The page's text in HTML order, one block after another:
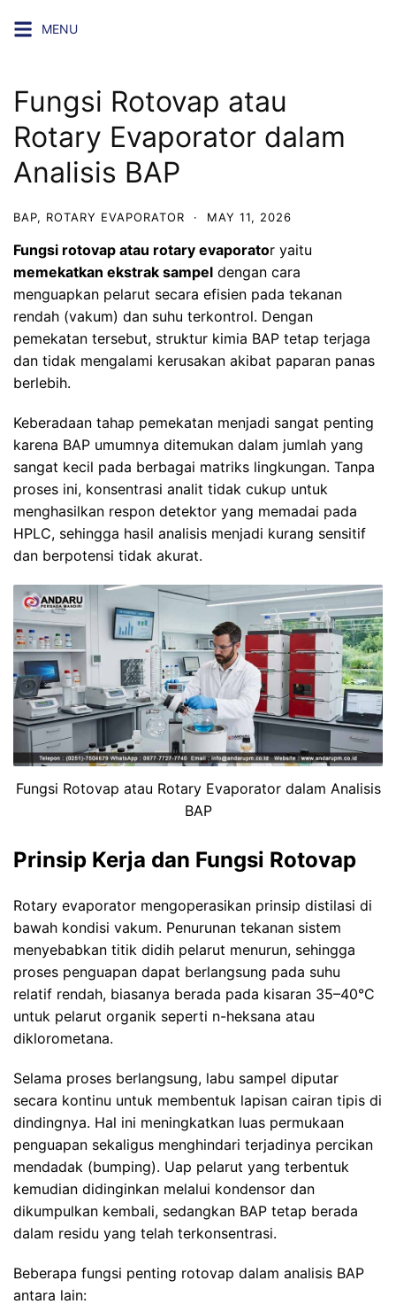
MENU
Fungsi Rotovap atau
Rotary Evaporator dalam
Analisis BAP
BAP, ROTARY EVAPORATOR · MAY 11, 2026
Fungsi rotovap atau rotary evaporator yaitu
memekatkan ekstrak sampel dengan cara
menguapkan pelarut secara efisien pada tekanan
rendah (vakum) dan suhu terkontrol. Dengan
pemekatan tersebut, struktur kimia BAP tetap terjaga
dan tidak mengalami kerusakan akibat paparan panas
berlebih.
Keberadaan tahap pemekatan menjadi sangat penting
karena BAP umumnya ditemukan dalam jumlah yang
sangat kecil pada berbagai matriks lingkungan. Tanpa
proses ini, konsentrasi analit tidak cukup untuk
menghasilkan respon detektor yang memadai pada
HPLC, sehingga hasil analisis menjadi kurang sensitif
dan berpotensi tidak akurat.
Fungsi Rotovap atau Rotary Evaporator dalam Analisis
BAP
Prinsip Kerja dan Fungsi Rotovap
Rotary evaporator mengoperasikan prinsip distilasi di
bawah kondisi vakum. Penurunan tekanan sistem
menyebabkan titik didih pelarut menurun, sehingga
proses penguapan dapat berlangsung pada suhu
relatif rendah, biasanya berada pada kisaran 35–40°C
untuk pelarut organik seperti n-heksana atau
diklorometana.
Selama proses berlangsung, labu sampel diputar
secara kontinu untuk membentuk lapisan cairan tipis di
dindingnya. Hal ini meningkatkan luas permukaan
penguapan sekaligus menghindari terjadinya percikan
mendadak (bumping). Uap pelarut yang terbentuk
kemudian didinginkan melalui kondensor dan
dikumpulkan kembali, sedangkan BAP tetap berada
dalam residu yang telah terkonsentrasi.
Beberapa fungsi penting rotovap dalam analisis BAP
antara lain: